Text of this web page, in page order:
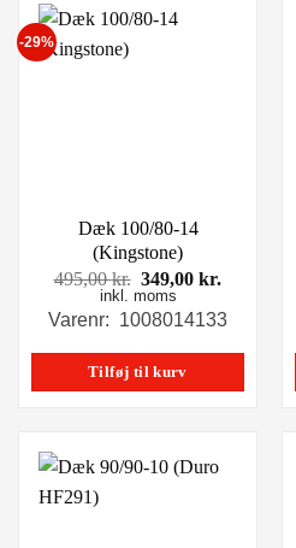
-29%
Dæk 100/80-14
(Kingstone)
495,00kr. Den
oprindelige
pris
495,00 kr..
349,00kr.
pris
349,00
inkl. moms
Varenr: 1008014133
Tilføj til kurv